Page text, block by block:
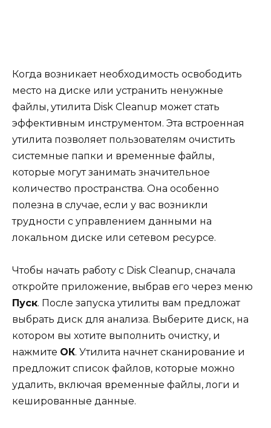
Когда возникает необходимость освободить
место на диске или устранить ненужные
файлы, утилита Disk Cleanup может стать
эффективным инструментом. Эта встроенная
утилита позволяет пользователям очистить
системные папки и временные файлы,
которые могут занимать значительное
количество пространства. Она особенно
полезна в случае, если у вас возникли
трудности с управлением данными на
локальном диске или сетевом ресурсе.
Чтобы начать работу с Disk Cleanup, сначала
откройте приложение, выбрав его через меню
Пуск. После запуска утилиты вам предложат
выбрать диск для анализа. Выберите диск, на
котором вы хотите выполнить очистку, и
нажмите ОК. Утилита начнет сканирование и
предложит список файлов, которые можно
удалить, включая временные файлы, логи и
кешированные данные.